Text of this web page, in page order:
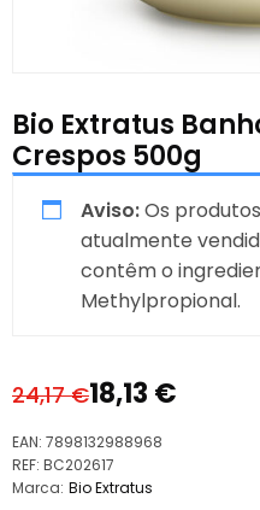
Bio Extratus
Crespos 500g
Aviso:Os
atualmente
contêm o
Methylpropional.
24,17€
O
preço
original
era:
18,13 €
O
preço
atual
é:
EAN: 7898132988968
REF: BC202617
Marca: Bio Extratus